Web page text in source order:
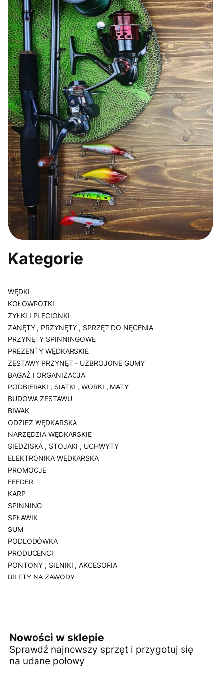
Kategorie
WĘDKI
KOŁOWROTKI
ŻYŁKI I PLECIONKI
ZANĘTY , PRZYNĘTY , SPRZĘT DO NĘCENIA
PRZYNĘTY SPINNINGOWE
PREZENTY WĘDKARSKIE
ZESTAWY PRZYNĘT - UZBROJONE GUMY
BAGAŻ I ORGANIZACJA
PODBIERAKI , SIATKI , WORKI , MATY
BUDOWA ZESTAWU
BIWAK
ODZIEŻ WĘDKARSKA
NARZĘDZIA WĘDKARSKIE
SIEDZISKA , STOJAKI , UCHWYTY
ELEKTRONIKA WĘDKARSKA
PROMOCJE
FEEDER
KARP
SPINNING
SPŁAWIK
SUM
PODLODÓWKA
PRODUCENCI
PONTONY , SILNIKI , AKCESORIA
BILETY NA ZAWODY
Nowości w sklepie
Sprawdź najnowszy sprzęt i przygotuj się
na udane połowy